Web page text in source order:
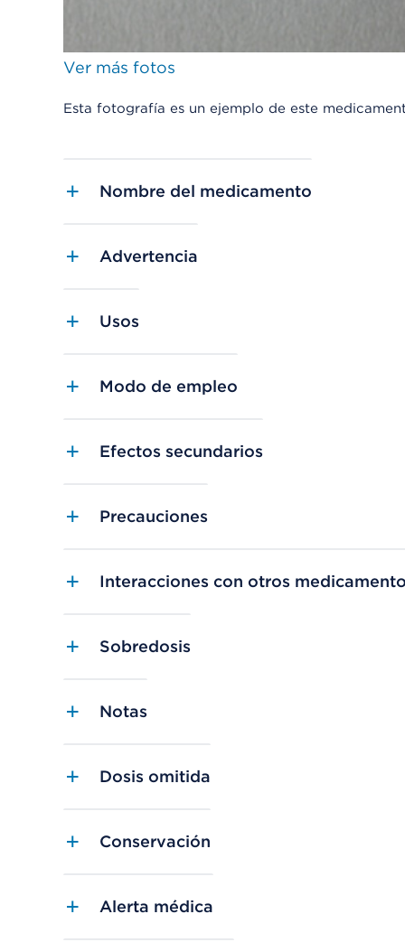
Ver más fotos
Esta fotografía es un ejemplo de este
Nombre del medicamento
Advertencia
Usos
Modo de empleo
Efectos secundarios
Precauciones
Interacciones con otros
Sobredosis
Notas
Dosis omitida
Conservación
Alerta médica